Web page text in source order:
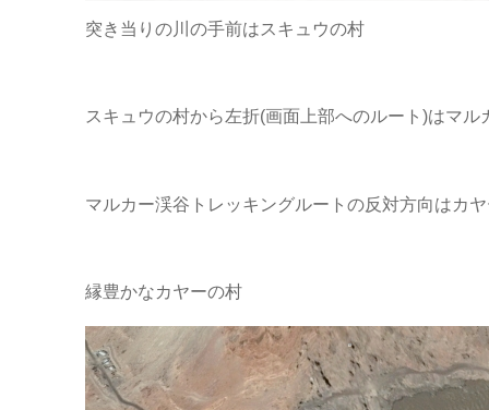
突き当りの川の手前はスキュウの村
スキュウの村から左折(画面上部へのルート)はマル
マルカー渓谷トレッキングルートの反対方向はカ
縁豊かなカヤーの村